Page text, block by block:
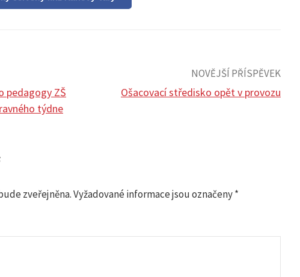
pedagogy ZŠ
týdne
NOVĚJŠÍ PŘÍSPĚVEK
Ošacovací středisko opět v provozu
zveřejněna.Vyžadované informace jsou označeny*